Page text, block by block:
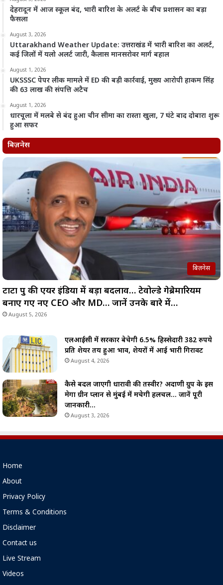
देहरादून में आज स्कूल बंद, भारी बारिश के अलर्ट के बीच प्रशासन का बड़ा
फैसला
August 3, 2026
Uttarakhand Weather Update: उत्तराखंड में भारी बारिश का अलर्ट,
कई जिलों में यलो अलर्ट जारी, कैलास मानसरोवर मार्ग बहाल
August 1, 2026
UKSSSC पेपर लीक मामले में ED की बड़ी कार्रवाई, मुख्य आरोपी हाकम सिंह
की 63 लाख की संपत्ति अटैच
August 1, 2026
धारचूला में मलबे से बंद हुआ चीन सीमा का रास्ता खुला, 7 घंटे बाद दोबारा शुरू
हुआ सफर
बिज़नेस
बिज़नेस
टाटा ग्रुप की एयर इंडिया में बड़ा बदलाव… टेवोल्डे गेब्रेमारियम
बनाए गए नए CEO और MD… जानें उनके बारे में…
August 5, 2026
एलआईसी में सरकार बेचेगी 6.5% हिस्सेदारी 382 रुपये
प्रति शेयर तय हुआ भाव, शेयरों में आई भारी गिरावट
August 4, 2026
कैसे बदल जाएगी धारावी की तस्वीर? अदाणी ग्रुप के इस
मेगा ग्रीन प्लान से मुंबई में मचेगी हलचल… जानें पूरी
जानकारी…
August 3, 2026
Home
About
Privacy Policy
Terms & Conditions
Disclaimer
Contact us
Live Stream
Videos